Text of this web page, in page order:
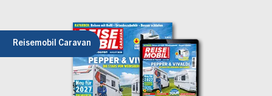
Reisemobil Caravan